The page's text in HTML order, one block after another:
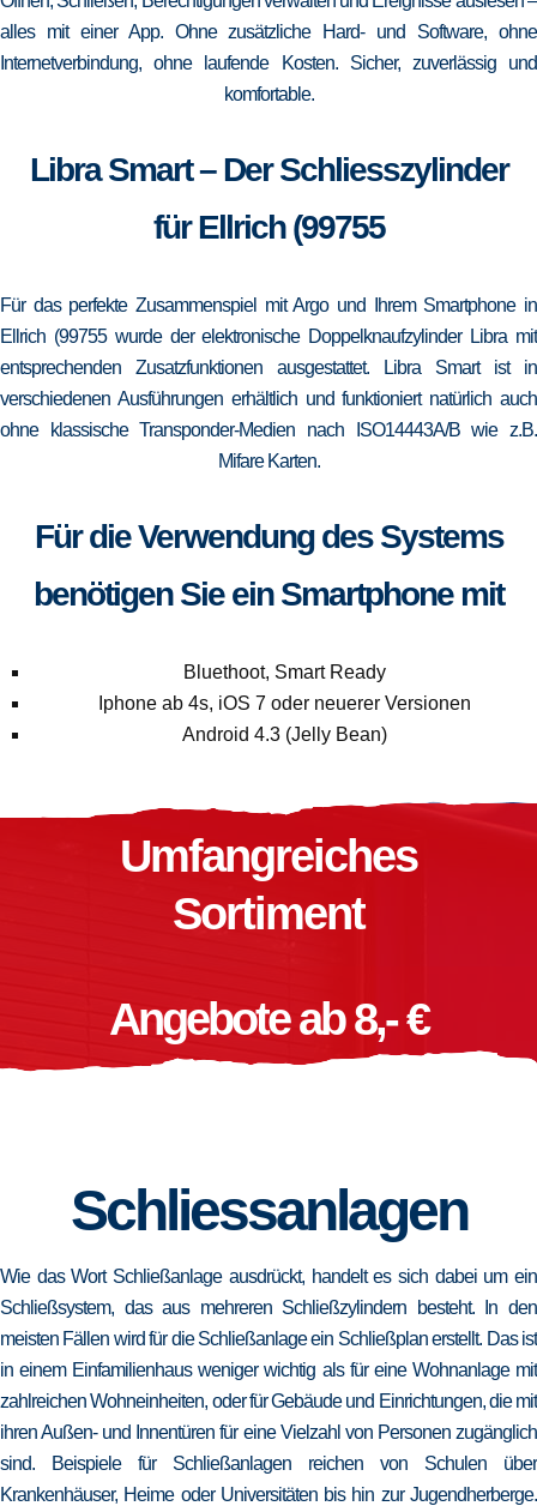
alles mit einer App. Ohne zusätzliche Hard- und Software, ohne
Internetverbindung, ohne laufende Kosten. Sicher, zuverlässig und
komfortable.
Libra Smart – Der Schliesszylinder
für Ellrich (99755
Für das perfekte Zusammenspiel mit Argo und Ihrem Smartphone in
Ellrich (99755 wurde der elektronische Doppelknaufzylinder Libra mit
entsprechenden Zusatzfunktionen ausgestattet. Libra Smart ist in
verschiedenen Ausführungen erhältlich und funktioniert natürlich auch
ohne klassische Transponder-Medien nach ISO14443A/B wie z.B.
Mifare Karten.
Für die Verwendung des Systems
benötigen Sie ein Smartphone mit
Bluethoot, Smart Ready
Iphone ab 4s, iOS 7 oder neuerer Versionen
Android 4.3 (Jelly Bean)
Umfangreiches
Sortiment
Angebote ab 8,- €
Schliessanlagen
Wie das Wort Schließanlage ausdrückt, handelt es sich dabei um ein
Schließsystem, das aus mehreren Schließzylindern besteht. In den
meisten Fällen wird für die Schließanlage ein Schließplan erstellt. Das ist
in einem Einfamilienhaus weniger wichtig als für eine Wohnanlage mit
zahlreichen Wohneinheiten, oder für Gebäude und Einrichtungen, die mit
ihren Außen- und Innentüren für eine Vielzahl von Personen zugänglich
sind. Beispiele für Schließanlagen reichen von Schulen über
Krankenhäuser, Heime oder Universitäten bis hin zur Jugendherberge.